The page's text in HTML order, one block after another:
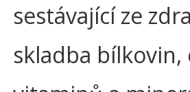
sestávající ze
skladba